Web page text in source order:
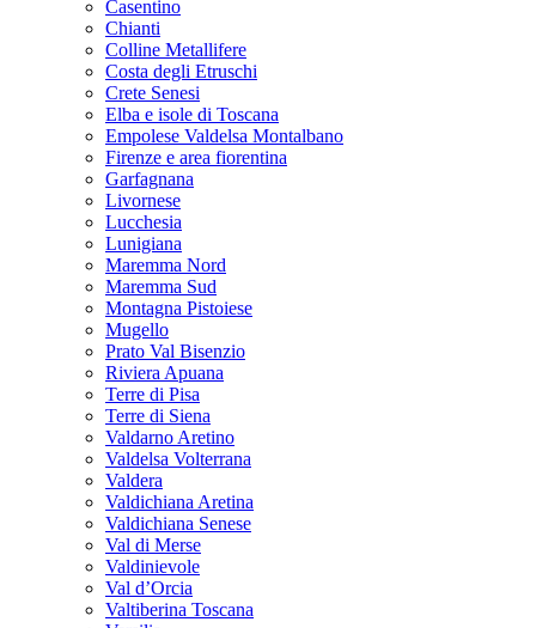
Casentino
Chianti
Colline Metallifere
Costa degli Etruschi
Crete Senesi
Elba e isole di Toscana
Empolese Valdelsa Montalbano
Firenze e area fiorentina
Garfagnana
Livornese
Lucchesia
Lunigiana
Maremma Nord
Maremma Sud
Montagna Pistoiese
Mugello
Prato Val Bisenzio
Riviera Apuana
Terre di Pisa
Terre di Siena
Valdarno Aretino
Valdelsa Volterrana
Valdera
Valdichiana Aretina
Valdichiana Senese
Val di Merse
Valdinievole
Val d’Orcia
Valtiberina Toscana